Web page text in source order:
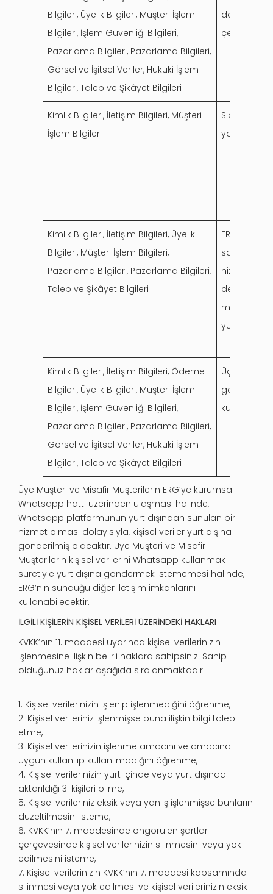
Bilgileri, Üyelik Bilgileri, Müşteri İşlem
Bilgileri, İşlem Güvenliği Bilgileri,
Pazarlama Bilgileri, Pazarlama Bilgileri,
Görsel ve İşitsel Veriler, Hukuki İşlem
Bilgileri, Talep ve Şikâyet Bilgileri
da bu
Kimlik Bilgileri, İletişim Bilgileri, Müşteri
İşlem Bilgileri
Siparişe
Kimlik Bilgileri, İletişim Bilgileri, Üyelik
Bilgileri, Müşteri İşlem Bilgileri,
Pazarlama Bilgileri, Pazarlama Bilgileri,
Talep ve Şikâyet Bilgileri
ERG’nin
hizmetlerin
Kimlik Bilgileri, İletişim Bilgileri, Ödeme
Bilgileri, Üyelik Bilgileri, Müşteri İşlem
Bilgileri, İşlem Güvenliği Bilgileri,
Pazarlama Bilgileri, Pazarlama Bilgileri,
Görsel ve İşitsel Veriler, Hukuki İşlem
Bilgileri, Talep ve Şikâyet Bilgileri
Üçüncü
kurulması).
Üye Müşteri ve Misafir Müşterilerin ERG’ye kurumsal
Whatsapp hattı üzerinden ulaşması halinde,
Whatsapp platformunun yurt dışından sunulan bir
hizmet olması dolayısıyla, kişisel veriler yurt dışına
gönderilmiş olacaktır. Üye Müşteri ve Misafir
Müşterilerin kişisel verilerini Whatsapp kullanmak
suretiyle yurt dışına göndermek istememesi halinde,
ERG’nin sunduğu diğer iletişim imkanlarını
kullanabilecektir.
İLGİLİ KİŞİLERİN KİŞİSEL VERİLERİ ÜZERİNDEKİ HAKLARI
KVKK’nın 11. maddesi uyarınca kişisel verilerinizin
işlenmesine ilişkin belirli haklara sahipsiniz. Sahip
olduğunuz haklar aşağıda sıralanmaktadır:
1. Kişisel verilerinizin işlenip işlenmediğini öğrenme,
2. Kişisel verileriniz işlenmişse buna ilişkin bilgi talep
etme,
3. Kişisel verilerinizin işlenme amacını ve amacına
uygun kullanılıp kullanılmadığını öğrenme,
4. Kişisel verilerinizin yurt içinde veya yurt dışında
aktarıldığı 3. kişileri bilme,
5. Kişisel verileriniz eksik veya yanlış işlenmişse bunların
düzeltilmesini isteme,
6. KVKK’nın 7. maddesinde öngörülen şartlar
çerçevesinde kişisel verilerinizin silinmesini veya yok
edilmesini isteme,
7. Kişisel verilerinizin KVKK’nın 7. maddesi kapsamında
silinmesi veya yok edilmesi ve kişisel verilerinizin eksik